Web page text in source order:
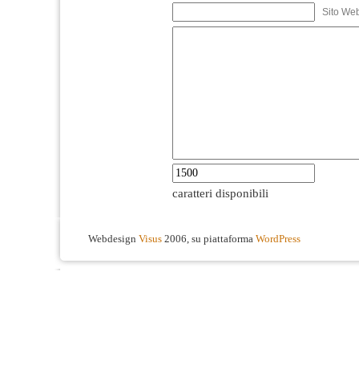
Sito
caratteri disponibili
Webdesign Visus 2006, su piattaforma WordPress